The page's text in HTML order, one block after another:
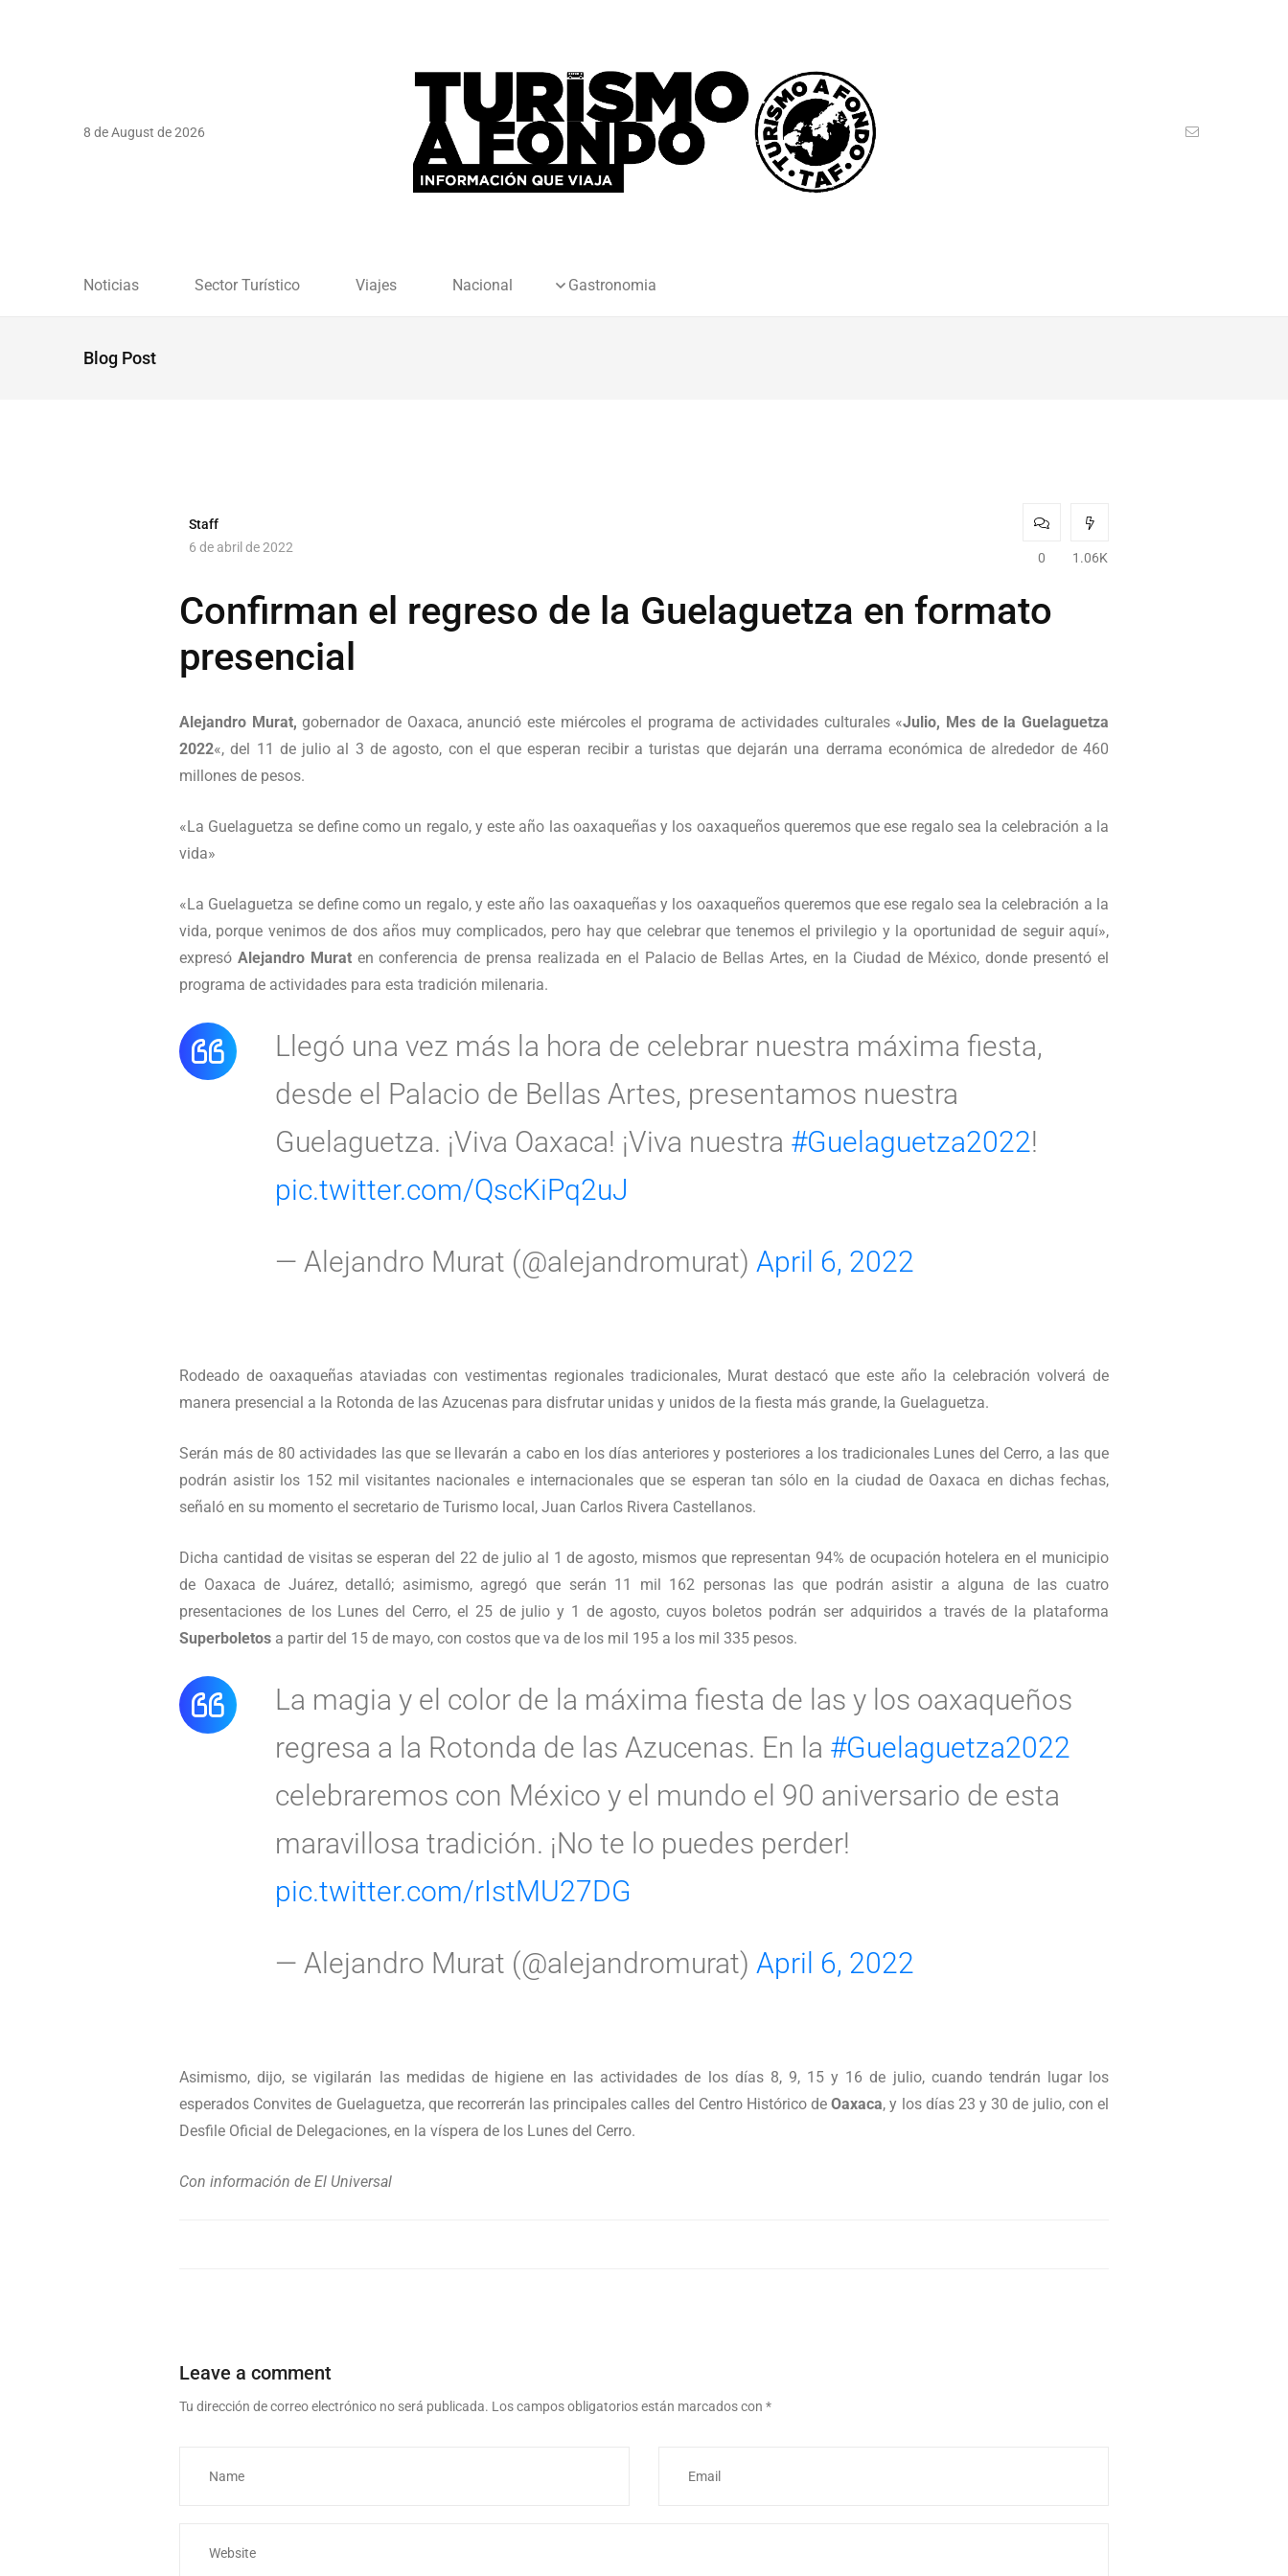
8 de August de 2026
Noticias Sector Turístico Viajes Nacional Gastronomia
Blog Post
Staff
6 de abril de 2022
0 1.06K
Confirman el regreso de la Guelaguetza en formato
presencial
Alejandro Murat, gobernador de Oaxaca, anunció este miércoles el programa de actividades culturales «Julio, Mes de la Guelaguetza
2022«, del 11 de julio al 3 de agosto, con el que esperan recibir a turistas que dejarán una derrama económica de alrededor de 460
millones de pesos.
«La Guelaguetza se define como un regalo, y este año las oaxaqueñas y los oaxaqueños queremos que ese regalo sea la celebración a la
vida»
«La Guelaguetza se define como un regalo, y este año las oaxaqueñas y los oaxaqueños queremos que ese regalo sea la celebración a la
vida, porque venimos de dos años muy complicados, pero hay que celebrar que tenemos el privilegio y la oportunidad de seguir aquí»,
expresó Alejandro Muraten conferencia de prensa realizada en el Palacio de Bellas Artes, en la Ciudad de México, donde presentó el
programa de actividades para esta tradición milenaria.
Llegó una vez más la hora de celebrar nuestra máxima fiesta,
desde el Palacio de Bellas Artes, presentamos nuestra
Guelaguetza. ¡Viva Oaxaca! ¡Viva nuestra #Guelaguetza2022!
pic.twitter.com/QscKiPq2uJ
— Alejandro Murat (@alejandromurat) April 6, 2022
Rodeado de oaxaqueñas ataviadas con vestimentas regionales tradicionales, Murat destacó que este año la celebración volverá de
manera presencial a la Rotonda de las Azucenas para disfrutar unidas y unidos de la fiesta más grande, la Guelaguetza.
Serán más de 80 actividades las que se llevarán a cabo en los días anteriores y posteriores a los tradicionales Lunes del Cerro, a las que
podrán asistir los 152 mil visitantes nacionales e internacionales que se esperan tan sólo en la ciudad de Oaxaca en dichas fechas,
señaló en su momento el secretario de Turismo local, Juan Carlos Rivera Castellanos.
Dicha cantidad de visitas se esperan del 22 de julio al 1 de agosto, mismos que representan 94% de ocupación hotelera en el municipio
de Oaxaca de Juárez, detalló; asimismo, agregó que serán 11 mil 162 personas las que podrán asistir a alguna de las cuatro
presentaciones de los Lunes del Cerro, el 25 de julio y 1 de agosto, cuyos boletos podrán ser adquiridos a través de la plataforma
Superboletos a partir del 15 de mayo, con costos que va de los mil 195 a los mil 335 pesos.
La magia y el color de la máxima fiesta de las y los oaxaqueños
regresa a la Rotonda de las Azucenas. En la #Guelaguetza2022
celebraremos con México y el mundo el 90 aniversario de esta
maravillosa tradición. ¡No te lo puedes perder!
pic.twitter.com/rIstMU27DG
— Alejandro Murat (@alejandromurat) April 6, 2022
Asimismo, dijo, se vigilarán las medidas de higiene en las actividades de los días 8, 9, 15 y 16 de julio, cuando tendrán lugar los
esperados Convites de Guelaguetza, que recorrerán las principales calles del Centro Histórico deOaxaca, y los días 23 y 30 de julio, con el
Desfile Oficial de Delegaciones, en la víspera de los Lunes del Cerro.
Con información de El Universal
Leave a comment
Tu dirección de correo electrónico no será publicada. Los campos obligatorios están marcados con *